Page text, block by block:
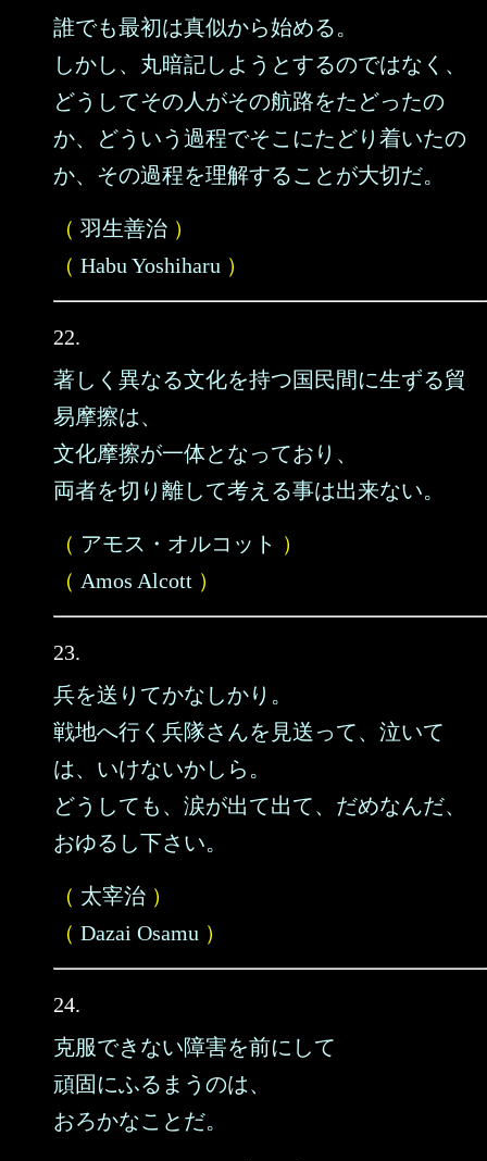
誰でも最初は真似から始める。
しかし、丸暗記しようとするのではなく、
どうしてその人がその航路をたどったの
か、どういう過程でそこにたどり着いたの
か、その過程を理解することが大切だ。
（ 羽生善治 ）
（ Habu Yoshiharu ）
22.
著しく異なる文化を持つ国民間に生ずる貿
易摩擦は、
文化摩擦が一体となっており、
両者を切り離して考える事は出来ない。
（ アモス・オルコット ）
（ Amos Alcott ）
23.
兵を送りてかなしかり。
戦地へ行く兵隊さんを見送って、泣いて
は、いけないかしら。
どうしても、涙が出て出て、だめなんだ、
おゆるし下さい。
（ 太宰治 ）
（ Dazai Osamu ）
24.
克服できない障害を前にして
頑固にふるまうのは、
おろかなことだ。